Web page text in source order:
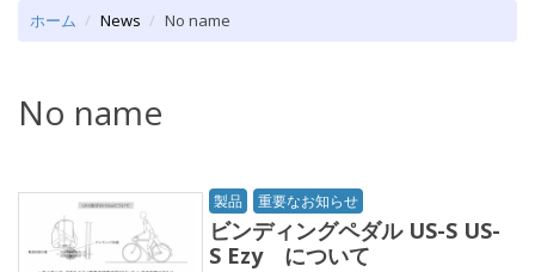
ホーム News No name
No name
製品 重要なお知らせ
ビンディングペダル US-S US-
S Ezy について